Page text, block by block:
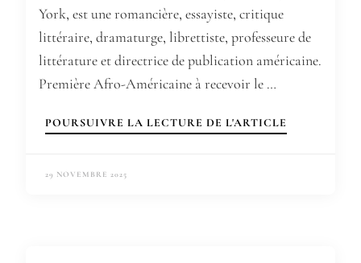
York, est une romancière, essayiste, critique
littéraire, dramaturge, librettiste, professeure de
littérature et directrice de publication américaine.
Première Afro-Américaine à recevoir le …
POURSUIVRE LA LECTURE DE L'ARTICLE
29 NOVEMBRE 2025